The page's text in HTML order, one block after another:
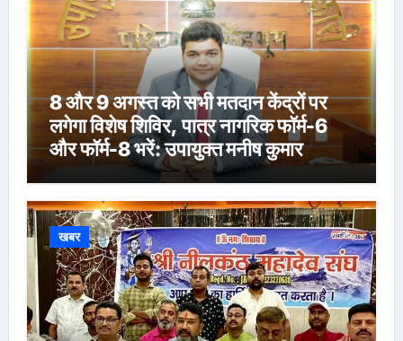
8 और 9 अगस्त को सभी मतदान केंद्रों पर
लगेगा विशेष शिविर, पात्र नागरिक फॉर्म-6
और फॉर्म-8 भरें: उपायुक्त मनीष कुमार
खबर